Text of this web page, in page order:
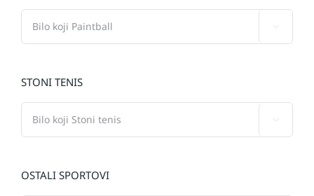
STONI TENIS
OSTALI SPORTOVI